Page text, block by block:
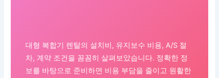
대형 복합기 렌탈의 설치비, 유지보수 비용, A/S 절
차, 계약 조건을 꼼꼼히 살펴보았습니다. 정확한 정
보를 바탕으로 준비하면 비용 부담을 줄이고 원활한